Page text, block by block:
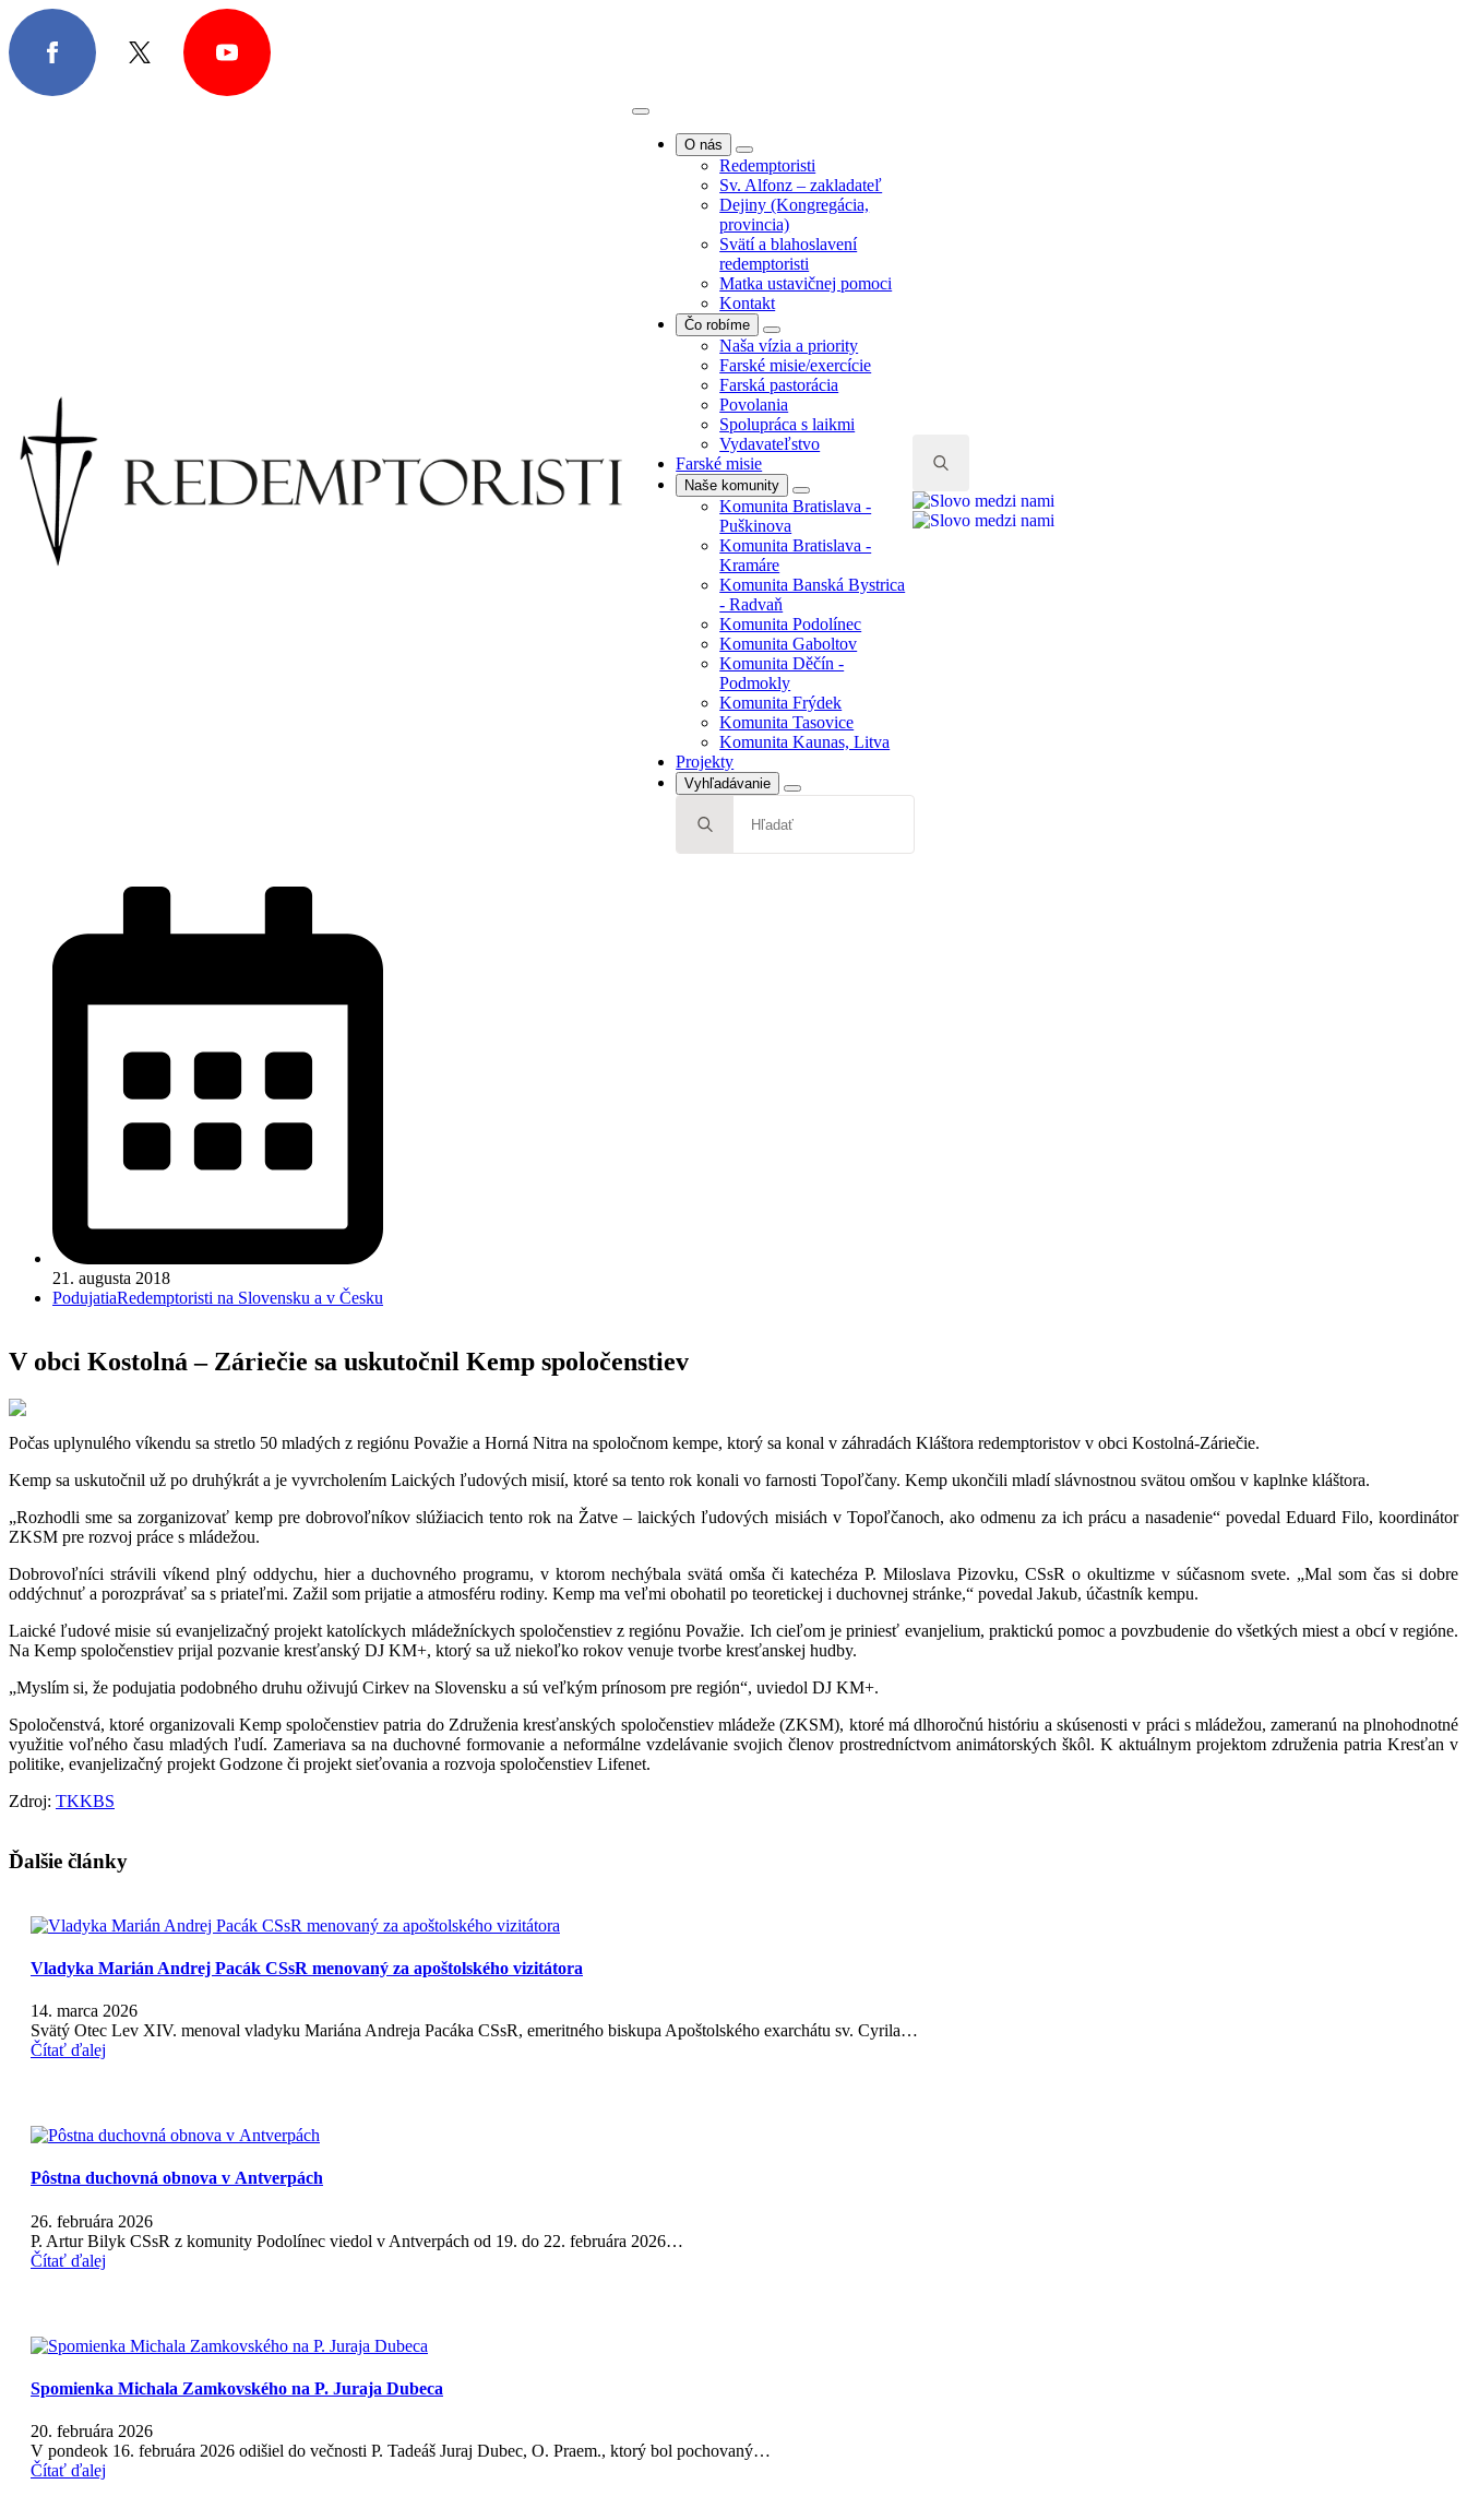
O nás
Redemptoristi
Sv. Alfonz – zakladateľ
Dejiny (Kongregácia,
provincia)
Svätí a blahoslavení
redemptoristi
Matka ustavičnej pomoci
Kontakt
Čo robíme
Naša vízia a priority
Farské misie/exercície
Farská pastorácia
Povolania
Spolupráca s laikmi
Vydavateľstvo
Farské misie
Naše komunity
Komunita Bratislava -
Puškinova
Komunita Bratislava -
Kramáre
Komunita Banská Bystrica
- Radvaň
Komunita Podolínec
Komunita Gaboltov
Komunita Děčín -
Podmokly
Komunita Frýdek
Komunita Tasovice
Komunita Kaunas, Litva
Projekty
Vyhľadávanie
for:
Search
for:
Svätí a blahoslavení
redemptoristi
Matka ustavičnej pomoci
Kontakt
Čo robíme
Naša vízia a priority
Farské misie/exercície
Farská pastorácia
Povolania
Spolupráca s laikmi
Vydavateľstvo
Farské misie
Naše komunity
Komunita Bratislava -
Puškinova
Komunita Bratislava -
Kramáre
Komunita Banská Bystrica -
Radvaň
Komunita Podolínec
Komunita Gaboltov
Komunita Děčín -
Podmokly
Komunita Frýdek
Komunita Tasovice
Komunita Kaunas, Litva
Projekty
21. augusta 2018
PodujatiaRedemptoristi na Slovensku a v Česku
V obci Kostolná – Záriečie sa uskutočnil Kemp spoločenstiev
Počas uplynulého víkendu sa stretlo 50 mladých z regiónu Považie a Horná Nitra na spoločnom kempe, ktorý sa konal v záhradách Kláštora redemptoristov v obci Kostolná-Záriečie.
Kemp sa uskutočnil už po druhýkrát a je vyvrcholením Laických ľudových misií, ktoré sa tento rok konali vo farnosti Topoľčany. Kemp ukončili mladí slávnostnou svätou omšou v kaplnke kláštora.
„Rozhodli sme sa zorganizovať kemp pre dobrovoľníkov slúžiacich tento rok na Žatve – laických ľudových misiách v Topoľčanoch, ako odmenu za ich prácu a nasadenie“ povedal Eduard Filo, koordinátor
ZKSM pre rozvoj práce s mládežou.
Dobrovoľníci strávili víkend plný oddychu, hier a duchovného programu, v ktorom nechýbala svätá omša či katechéza P. Miloslava Pizovku, CSsR o okultizme v súčasnom svete. „Mal som čas si dobre
oddýchnuť a porozprávať sa s priateľmi. Zažil som prijatie a atmosféru rodiny. Kemp ma veľmi obohatil po teoretickej i duchovnej stránke,“ povedal Jakub, účastník kempu.
Laické ľudové misie sú evanjelizačný projekt katolíckych mládežníckych spoločenstiev z regiónu Považie. Ich cieľom je priniesť evanjelium, praktickú pomoc a povzbudenie do všetkých miest a obcí v regióne.
Na Kemp spoločenstiev prijal pozvanie kresťanský DJ KM+, ktorý sa už niekoľko rokov venuje tvorbe kresťanskej hudby.
„Myslím si, že podujatia podobného druhu oživujú Cirkev na Slovensku a sú veľkým prínosom pre región“, uviedol DJ KM+.
Spoločenstvá, ktoré organizovali Kemp spoločenstiev patria do Združenia kresťanských spoločenstiev mládeže (ZKSM), ktoré má dlhoročnú históriu a skúsenosti v práci s mládežou, zameranú na plnohodnotné
využitie voľného času mladých ľudí. Zameriava sa na duchovné formovanie a neformálne vzdelávanie svojich členov prostredníctvom animátorských škôl. K aktuálnym projektom združenia patria Kresťan v
politike, evanjelizačný projekt Godzone či projekt sieťovania a rozvoja spoločenstiev Lifenet.
Zdroj: TKKBS
Ďalšie články
Vladyka Marián Andrej Pacák CSsR menovaný za apoštolského vizitátora
14. marca 2026
Svätý Otec Lev XIV. menoval vladyku Mariána Andreja Pacáka CSsR, emeritného biskupa Apoštolského exarchátu sv. Cyrila…
Čítať ďalej
Pôstna duchovná obnova v Antverpách
26. februára 2026
P. Artur Bilyk CSsR z komunity Podolínec viedol v Antverpách od 19. do 22. februára 2026…
Čítať ďalej
Spomienka Michala Zamkovského na P. Juraja Dubeca
20. februára 2026
V pondeok 16. februára 2026 odišiel do večnosti P. Tadeáš Juraj Dubec, O. Praem., ktorý bol pochovaný…
Čítať ďalej